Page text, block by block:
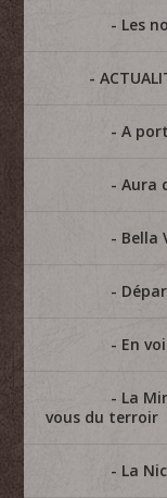
Les
A
Aura
Bella
En
La
vous du terroir
La